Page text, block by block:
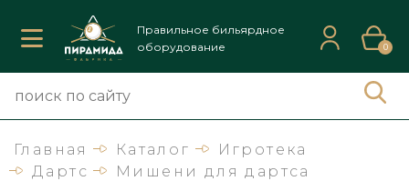
Правильное бильярдное
оборудование
0
Главная Каталог
Игротека
Дартс
Мишени для дартса